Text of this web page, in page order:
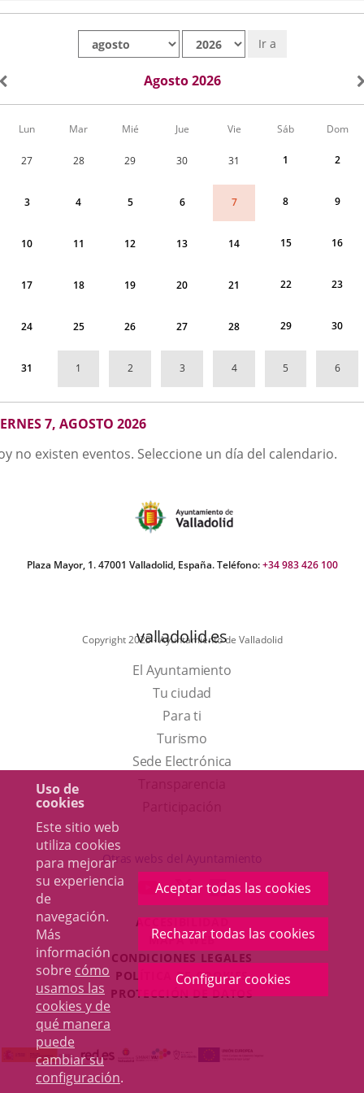
Uso de
cookies
Este sitio web
utiliza cookies
para mejorar
su experiencia
de
navegación.
Más
información
sobre cómo
usamos las
cookies y de
qué manera
puede
cambiar su
configuración.
Aceptar todas las cookies
Rechazar todas las cookies
Configurar cookies
Ir a
Agosto 2026
Calendario
correspondiente
Lun Mar Mié Jue Vie Sáb Dom
27 28 29 30 31 1 2
3 4 5 6 7 8 9
10 11 12 13 14 15 16
17 18 19 20 21 22 23
24 25 26 27 28 29 30
31 1 2 3 4 5 6
7, AGOSTO 2026
no existen eventos. Seleccione un día del calendario.
Plaza Mayor, 1. 47001 Valladolid, España. Teléfono:+34 983 426 100
Copyright 2025 - Ayuntamiento de Valladolid
valladolid.es
El Ayuntamiento
Tu ciudad
Para ti
TurismoEste
enlace
ventana
nueva.
Sede Electrónica
Otras webs del Ayuntamiento
ENLACE
A
UNA
APLICACIÓN
EXTERNA.
ENLACE
A
UNA
APLICACIÓN
EXTERNA.
ENLACE
A
UNA
APLICACIÓN
EXTERNA.
ACCESIBILIDAD
MAPA WEB
CONDICIONES LEGALES
POLÍTICA DE COOKIES
PROTECCIÓN DE DATOS